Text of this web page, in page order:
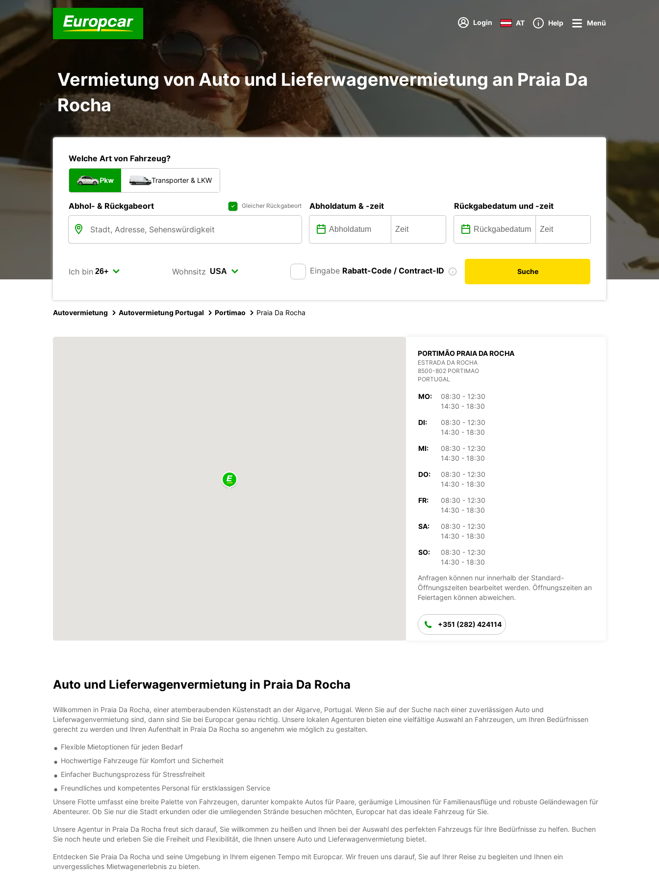
Login AT Help Menü
Vermietung von Auto und Lieferwagenvermietung an Praia Da
Rocha
Welche Art von Fahrzeug?
Pkw Transporter & LKW
Abhol- & Rückgabeort Gleicher Rückgabeort Abholdatum & -zeit Rückgabedatum und -zeit
Ich bin Wohnsitz Eingabe Rabatt-Code / Contract-ID Suche
Autovermietung Autovermietung Portugal Portimao Praia Da Rocha
PORTIMÃO PRAIA DA ROCHA
ESTRADA DA ROCHA
8500-802 PORTIMAO
PORTUGAL
MO:
08:30 - 12:30
14:30 - 18:30
DI:
08:30 - 12:30
14:30 - 18:30
MI:
08:30 - 12:30
14:30 - 18:30
DO:
08:30 - 12:30
14:30 - 18:30
FR:
08:30 - 12:30
14:30 - 18:30
SA:
08:30 - 12:30
14:30 - 18:30
SO:
08:30 - 12:30
14:30 - 18:30
Anfragen können nur innerhalb der Standard-
Öffnungszeiten bearbeitet werden. Öffnungszeiten an
Feiertagen können abweichen.
+351 (282) 424114
Auto und Lieferwagenvermietung in Praia Da Rocha
Willkommen in Praia Da Rocha, einer atemberaubenden Küstenstadt an der Algarve, Portugal. Wenn Sie auf der Suche nach einer zuverlässigen Auto und
Lieferwagenvermietung sind, dann sind Sie bei Europcar genau richtig. Unsere lokalen Agenturen bieten eine vielfältige Auswahl an Fahrzeugen, um Ihren Bedürfnissen
gerecht zu werden und Ihren Aufenthalt in Praia Da Rocha so angenehm wie möglich zu gestalten.
Flexible Mietoptionen für jeden Bedarf
Hochwertige Fahrzeuge für Komfort und Sicherheit
Einfacher Buchungsprozess für Stressfreiheit
Freundliches und kompetentes Personal für erstklassigen Service
Unsere Flotte umfasst eine breite Palette von Fahrzeugen, darunter kompakte Autos für Paare, geräumige Limousinen für Familienausflüge und robuste Geländewagen für
Abenteurer. Ob Sie nur die Stadt erkunden oder die umliegenden Strände besuchen möchten, Europcar hat das ideale Fahrzeug für Sie.
Unsere Agentur in Praia Da Rocha freut sich darauf, Sie willkommen zu heißen und Ihnen bei der Auswahl des perfekten Fahrzeugs für Ihre Bedürfnisse zu helfen. Buchen
Sie noch heute und erleben Sie die Freiheit und Flexibilität, die Ihnen unsere Auto und Lieferwagenvermietung bietet.
Entdecken Sie Praia Da Rocha und seine Umgebung in Ihrem eigenen Tempo mit Europcar. Wir freuen uns darauf, Sie auf Ihrer Reise zu begleiten und Ihnen ein
unvergessliches Mietwagenerlebnis zu bieten.